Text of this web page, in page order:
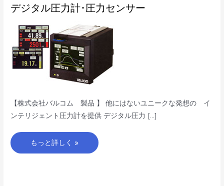
デジタル圧力計･圧力センサー
【株式会社バルコム 製品 】 他にはないユニークな発想の イ
ンテリジェント圧力計を提供 デジタル圧力 […]
デ
ジ
ル
圧
力
計･
圧
力
セ
ン
もっと詳しく »